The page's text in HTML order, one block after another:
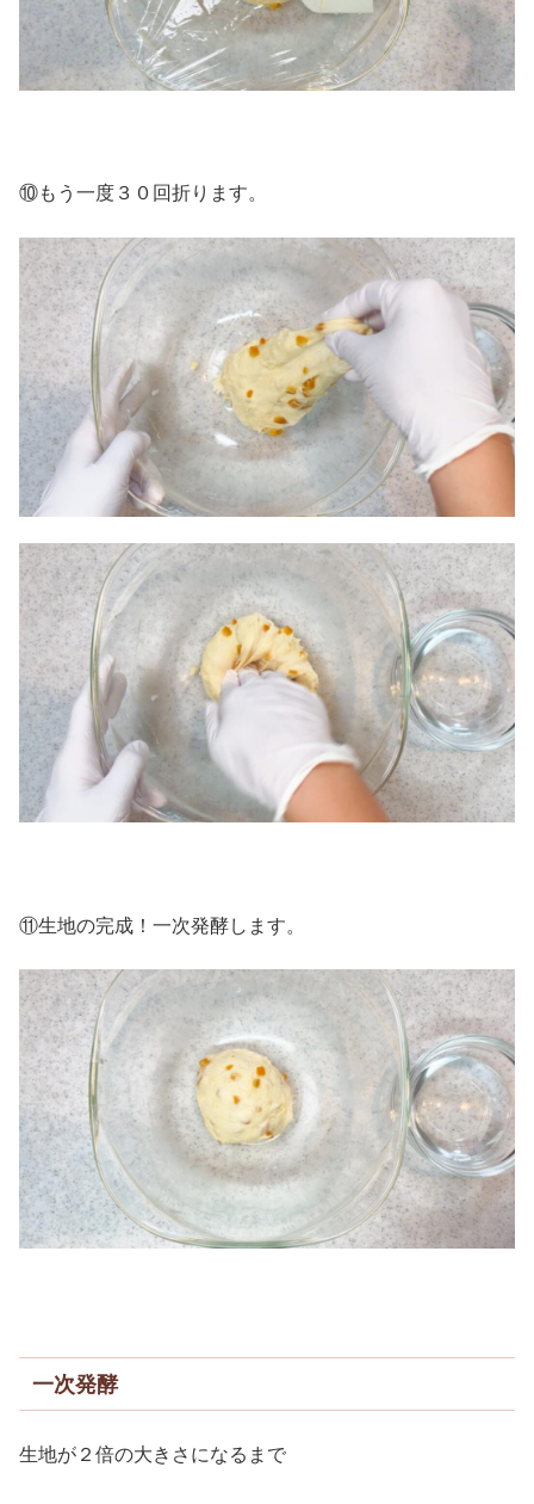
⑩もう一度３０回折ります。
⑪生地の完成！一次発酵します。
一次発酵
生地が２倍の大きさになるまで